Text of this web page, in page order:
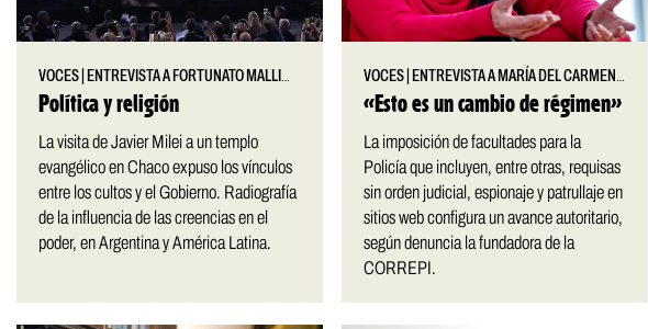
VOCES ENTREVISTA A FORTUNATO MALLIMACI
Política y religión
La visita de Javier Milei a un templo
evangélico en Chaco expuso los vínculos
entre los cultos y el Gobierno. Radiografía
de la influencia de las creencias en el
poder, en Argentina y América Latina.
VOCES ENTREVISTA A MARÍA DEL CARMEN VERDÚ
«Esto es un cambio de régimen»
La imposición de facultades para la
Policía que incluyen, entre otras, requisas
sin orden judicial, espionaje y patrullaje en
sitios web configura un avance autoritario,
según denuncia la fundadora de la
CORREPI.